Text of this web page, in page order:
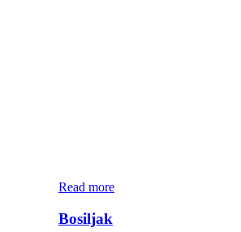
Read more
Bosiljak